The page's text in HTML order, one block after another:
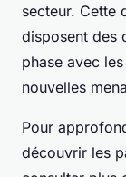
secteur. Cette
disposent des
phase avec
nouvelles
Pour
découvrir les